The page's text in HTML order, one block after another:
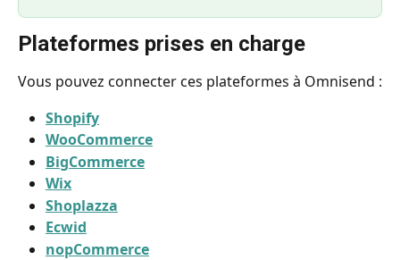
Plateformes prises en charge
Vous pouvez connecter ces plateformes à Omnisend :
Shopify
WooCommerce
BigCommerce
Wix
Shoplazza
Ecwid
nopCommerce